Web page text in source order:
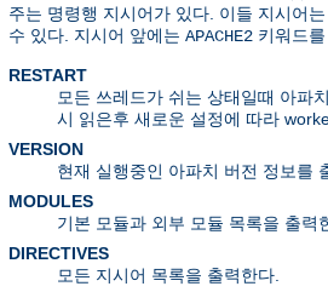
주는 명령행 지시어가 있다. 이들 지시어
수 있다. 지시어 앞에는 APACHE2 키워드
RESTART
모든 쓰레드가 쉬는 상태일때 아파
시 읽은후 새로운 설정에 따라
VERSION
현재 실행중인 아파치 버전 정보를
MODULES
기본 모듈과 외부 모듈 목록을 출력
DIRECTIVES
모든 지시어 목록을 출력한다.